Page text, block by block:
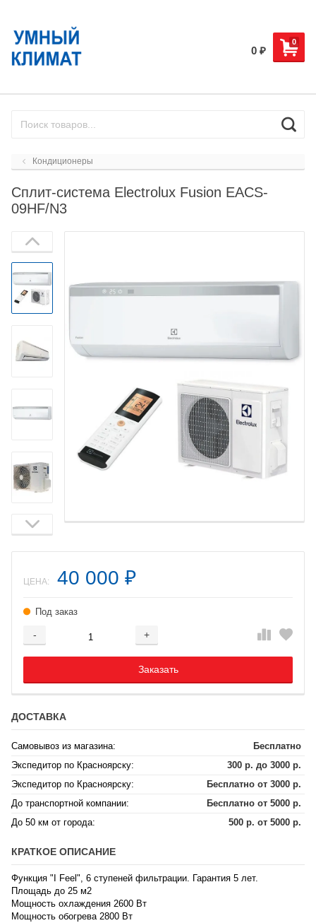
0
0 ₽
Кондиционеры
Сплит-система Electrolux Fusion EACS-
09HF/N3
ЦЕНА: 40 000 ₽
Под заказ
- +
Добавляется...
Заказать
Добавлен
ДОСТАВКА
Самовывоз из магазина:
Бесплатно
Экспедитор по Красноярску:
300 р. до 3000 р.
Экспедитор по Красноярску:
Бесплатно от 3000 р.
До транспортной компании:
Бесплатно от 5000 р.
До 50 км от города:
500 р. от 5000 р.
КРАТКОЕ ОПИСАНИЕ
Функция "I Feel", 6 ступеней фильтрации. Гарантия 5 лет.
Площадь до 25 м2
Мощность охлаждения 2600 Вт
Мощность обогрева 2800 Вт